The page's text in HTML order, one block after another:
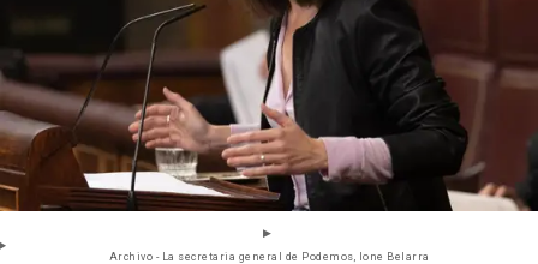
Archivo - La secretaria general de Podemos, Ione Belarra